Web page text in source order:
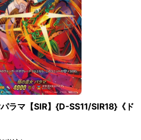
ラマ【SIR】{D-SS11/SIR18}《ド